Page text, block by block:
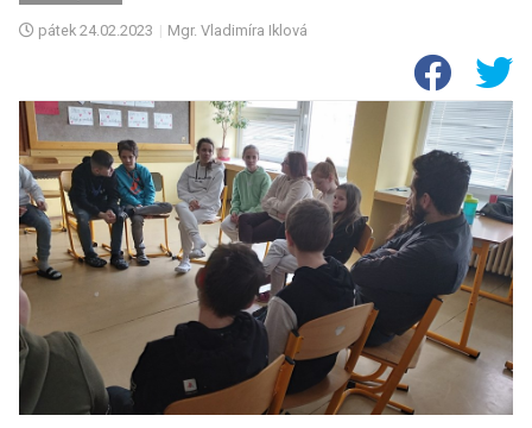
pátek 24.02.2023 | Mgr. Vladimíra Iklová